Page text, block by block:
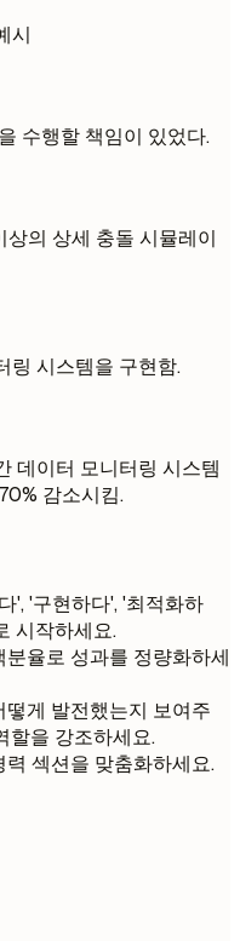
시
수행할 책임이 있었다.
의 상세 충돌 시뮬레이
링 시스템을 구현함.
데이터 모니터링 시스템
감소시킴.
', '구현하다', '최적화하
시작하세요.
율로 성과를 정량화하세
게 발전했는지 보여주
할을 강조하세요.
섹션을 맞춤화하세요.